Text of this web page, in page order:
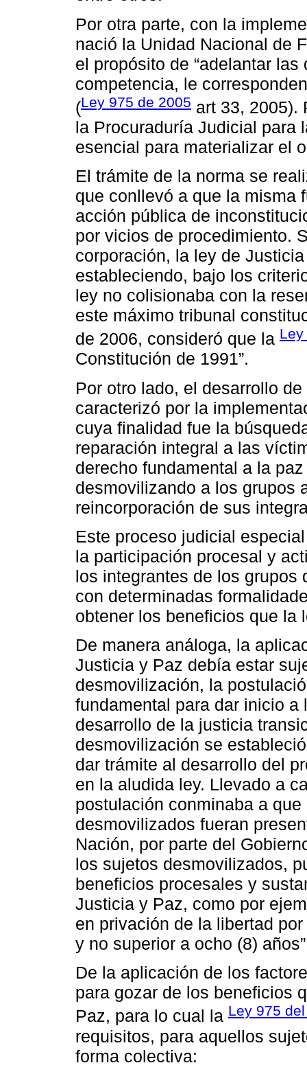
Por otra parte, con la
nació la Unidad Nacional de
el propósito de “adelantar
competencia, le
(Ley 975 de 2005 art 33, 2005).
la Procuraduría Judicial para
esencial para materializar el
El trámite de la norma se
que conllevó a que la misma
acción pública de
por vicios de procedimiento.
corporación, la ley de
estableciendo, bajo los
ley no colisionaba con la
este máximo tribunal
de 2006, consideró que la
Constitución de 1991”.
Por otro lado, el desarrollo
caracterizó por la
cuya finalidad fue la
reparación integral a las
derecho fundamental a la
desmovilizando a los grupos
reincorporación de sus
Este proceso judicial
la participación procesal y
los integrantes de los
con determinadas
obtener los beneficios que la
De manera análoga, la
Justicia y Paz debía estar
desmovilización, la
fundamental para dar inicio
desarrollo de la justicia
desmovilización se
dar trámite al desarrollo del
en la aludida ley. Llevado a
postulación conminaba a
desmovilizados fueran
Nación, por parte del
los sujetos desmovilizados,
beneficios procesales y
Justicia y Paz, como por
en privación de la libertad
y no superior a ocho (8)
De la aplicación de los
para gozar de los beneficios
Paz, para lo cual la Ley 975
requisitos, para aquellos
forma colectiva: